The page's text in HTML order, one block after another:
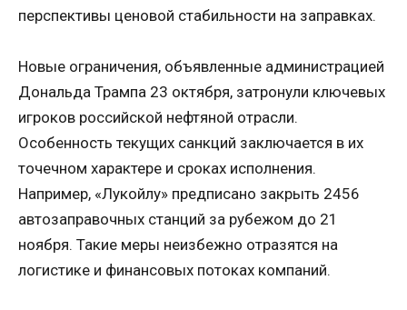
перспективы ценовой стабильности на заправках.
Новые ограничения, объявленные администрацией
Дональда Трампа 23 октября, затронули ключевых
игроков российской нефтяной отрасли.
Особенность текущих санкций заключается в их
точечном характере и сроках исполнения.
Например, «Лукойлу» предписано закрыть 2456
автозаправочных станций за рубежом до 21
ноября. Такие меры неизбежно отразятся на
логистике и финансовых потоках компаний.